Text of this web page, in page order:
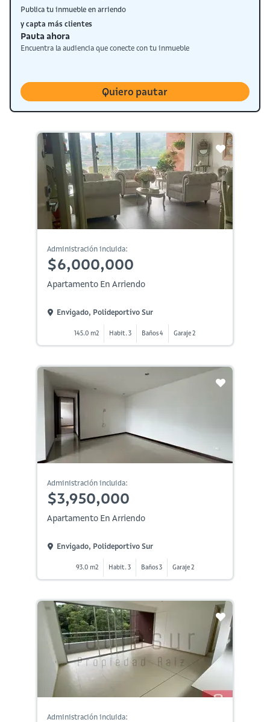
Publica tu inmueble en arriendo
y capta más clientes
Pauta ahora
Encuentra la audiencia que conecte con tu inmueble
Quiero pautar
Administración incluida:
$6,000,000
Apartamento En Arriendo
Envigado, Polideportivo Sur
145.0 m2 Habit. 3 Baños 4 Garaje 2
Administración incluida:
$3,950,000
Apartamento En Arriendo
Envigado, Polideportivo Sur
93.0 m2 Habit. 3 Baños 3 Garaje 2
Administración incluida: